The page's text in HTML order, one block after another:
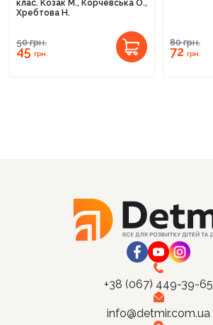
клас. Козак М., Корчевська О.,
Хребтова Н.
50грн.
45грн.
80грн.
72 грн.
+38 (067) 449-39-65
info@detmir.com.ua